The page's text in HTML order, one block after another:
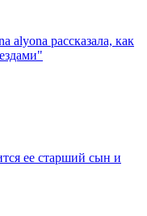
рассказала, как
ее старший сын и